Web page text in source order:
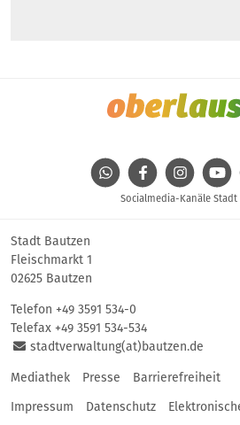
WhatsAppFacebook
Socialmedia-Kanäle Stadt
Stadt Bautzen
Fleischmarkt 1
02625 Bautzen
Telefon +49 3591 534-0
Telefax +49 3591 534-534
stadtverwaltung(at)bautzen.de
Mediathek Presse
Barrierefreiheit
Impressum
Datenschutz